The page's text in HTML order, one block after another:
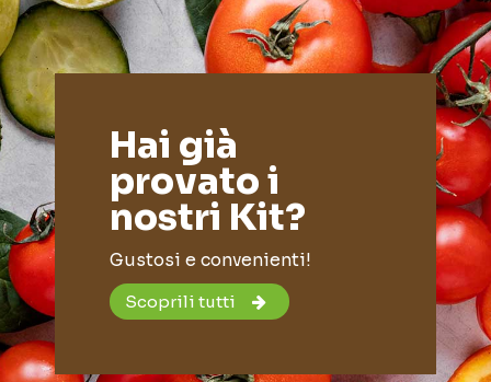
Hai già
provato i
nostri Kit?
Gustosi e convenienti!
Scoprili tutti